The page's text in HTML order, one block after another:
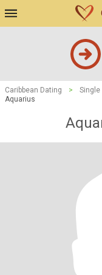
Caribbean Dating > Single
Aquarius